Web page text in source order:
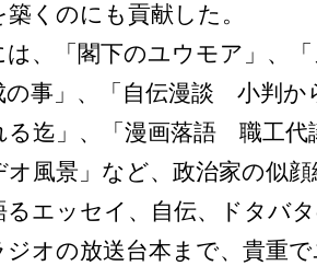
くのにも貢献した。
は、「閣下のユウモア」、
の事」、「自伝漫談 小判か
る迄」、「漫画落語 職工代
オ風景」など、政治家の似
るエッセイ、自伝、ドタバ
ジオの放送台本まで、貴重